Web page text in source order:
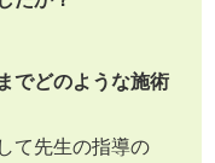
でどのような施術
て先生の指導の